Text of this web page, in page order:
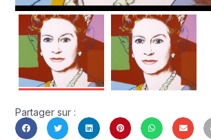
Partager sur :